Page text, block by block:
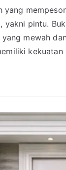
yang
yakni pintu.
mewah